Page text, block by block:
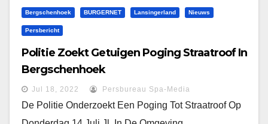
Bergschenhoek BURGERNET Lansingerland Nieuws
Persbericht
Politie Zoekt Getuigen Poging Straatroof In
Bergschenhoek
Jul 18, 2022 Persbureau Spa-Media
De Politie Onderzoekt Een Poging Tot Straatroof Op